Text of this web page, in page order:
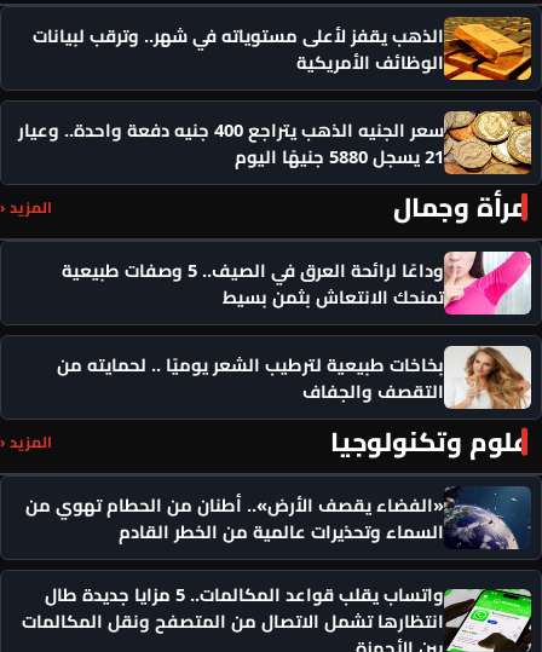
الذهب يقفز لأعلى مستوياته في شهر.. وترقب لبيانات
الوظائف الأمريكية
سعر الجنيه الذهب يتراجع 400 جنيه دفعة واحدة.. وعيار
21 يسجل 5880 جنيهًا اليوم
مرأة وجمال المزيد ‹
وداعًا لرائحة العرق في الصيف.. 5 وصفات طبيعية
تمنحك الانتعاش بثمن بسيط
بخاخات طبيعية لترطيب الشعر يوميًا .. لحمايته من
التقصف والجفاف
علوم وتكنولوجيا المزيد ‹
«الفضاء يقصف الأرض».. أطنان من الحطام تهوي من
السماء وتحذيرات عالمية من الخطر القادم
واتساب يقلب قواعد المكالمات.. 5 مزايا جديدة طال
انتظارها تشمل الاتصال من المتصفح ونقل المكالمات